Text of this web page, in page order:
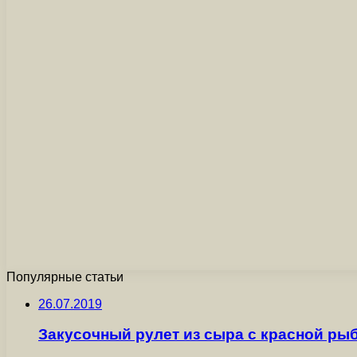
Популярные статьи
26.07.2019
Закусочный рулет из сыра с красной